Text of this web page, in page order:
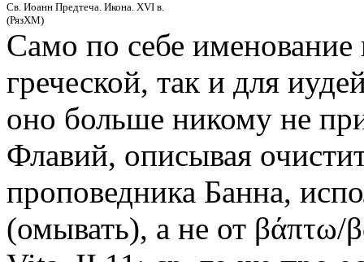
Св. Иоанн Предтеча. Икона. XVI в.
(РязХМ)
Само по себе именование
греческой, так и для
оно больше никому не
Флавий, описывая
проповедника Банна,
(омывать), а не от βάπτω/